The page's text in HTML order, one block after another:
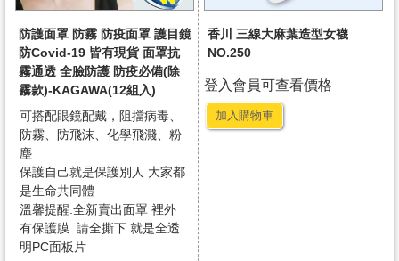
防護面罩 防霧 防疫面罩 護目鏡
防Covid-19 皆有現貨 面罩抗
霧通透 全臉防護 防疫必備(除
霧款)-KAGAWA(12組入)
可搭配眼鏡配戴，阻擋病毒、
防霧、防飛沫、化學飛濺、粉
塵
保護自己就是保護別人 大家都
是生命共同體
溫馨提醒:全新賣出面罩 裡外
有保護膜 .請全撕下 就是全透
明PC面板片
香川 三線大麻葉造型女襪
NO.250
登入會員可查看價格
加入購物車